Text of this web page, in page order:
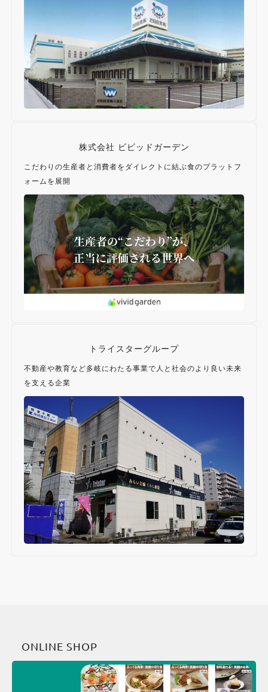
株式会社 ビビッドガーデン
こだわりの生産者と消費者をダイレクトに結ぶ食のプラットフ
ォームを展開
トライスターグループ
不動産や教育など多岐にわたる事業で人と社会のより良い未来
を支える企業
ONLINE SHOP